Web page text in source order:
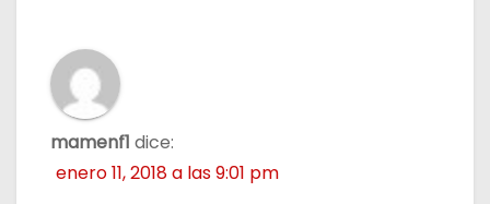
mamenf1 dice:
enero 11, 2018 a las 9:01 pm